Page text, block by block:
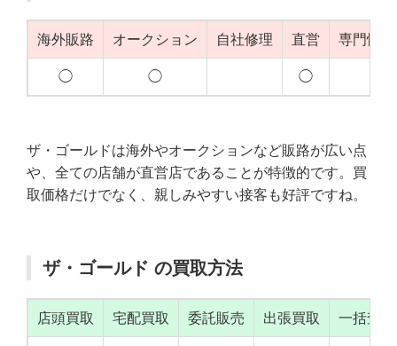
海外販路 オークション 自社修理 直営 専門性
◯ ◯ ◯
ザ・ゴールドは海外やオークションなど販路が広い点
や、全ての店舗が直営店であることが特徴的です。買
取価格だけでなく、親しみやすい接客も好評ですね。
ザ・ゴールド の買取方法
店頭買取 宅配買取 委託販売 出張買取 一括査定